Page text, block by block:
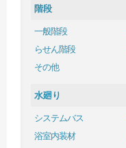
階段
一般階段
らせん階段
その他
水廻り
システムバス
浴室内装材